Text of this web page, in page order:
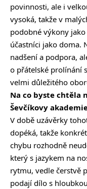
povinnosti, ale i
vysoká, takže v
podobné výkony
účastníci jako doma.
nadšení a podpora,
o přátelské prolínání
velmi důležitého
Na co byste chtěla
Ševčíkovy
V době uzávěrky
dopéká, takže
chybu rozhodně
který s jazykem na
rytmu, vedle čerstvě
podají dílo s